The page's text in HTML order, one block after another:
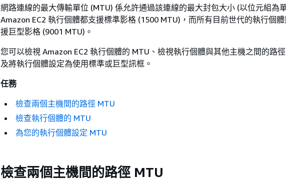
網路連線的最大傳輸單位 (MTU) 係允許通過該連線的最大封包大小 (以位元組為
Amazon EC2 執行個體都支援標準影格 (1500 MTU)，而所有目前世代的執行個
援巨型影格 (9001 MTU)。
您可以檢視 Amazon EC2 執行個體的 MTU、檢視執行個體與其他主機之間的路
及將執行個體設定為使用標準或巨型訊框。
任務​
檢查兩個主機間的路徑 MTU
檢查執行個體的 MTU
為您的執行個體設定 MTU
檢查兩個主機間的路徑 MTU